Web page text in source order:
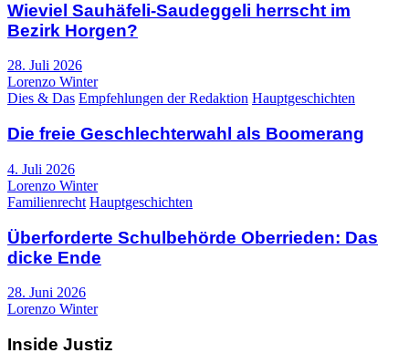
Wieviel Sauhäfeli-Saudeggeli herrscht im
Bezirk Horgen?
28. Juli 2026
Lorenzo Winter
Dies & Das Empfehlungen der Redaktion Hauptgeschichten
Die freie Geschlechterwahl als Boomerang
4. Juli 2026
Lorenzo Winter
Familienrecht Hauptgeschichten
Überforderte Schulbehörde Oberrieden: Das
dicke Ende
28. Juni 2026
Lorenzo Winter
Inside Justiz